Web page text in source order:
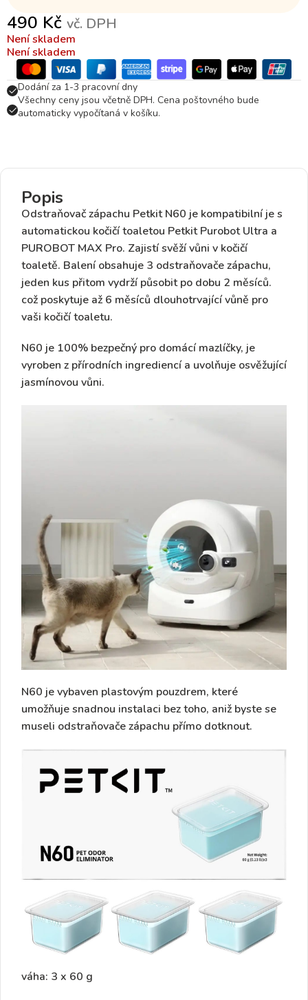
490 Kč vč. DPH
Není skladem
Není skladem
Dodání za 1-3 pracovní dny
Všechny ceny jsou včetně DPH. Cena poštovného bude
automaticky vypočítaná v košíku.
Popis
Odstraňovač zápachu Petkit N60 je kompatibilní je s
automatickou kočičí toaletou PetkitPurobot Ultra a
PUROBOT MAX Pro. Zajistí svěží vůni v kočičí
toaletě. Balení obsahuje 3 odstraňovače zápachu,
jeden kus přitom vydrží působit po dobu 2 měsíců.
což poskytuje až 6 měsíců dlouhotrvající vůně pro
vaši kočičí toaletu.
N60 je 100% bezpečný pro domácí mazlíčky, je
vyroben z přírodních ingrediencí a uvolňuje osvěžující
jasmínovou vůni.
N60 je vybaven plastovým pouzdrem, které
umožňujesnadnou instalaci bez toho, aniž byste se
museli odstraňovače zápachu přímo dotknout.
váha: 3 x 60 g